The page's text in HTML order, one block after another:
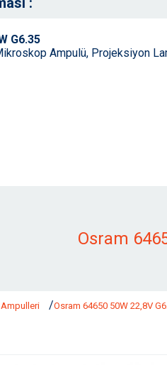
G6.35
Ampulü, Projeksiyon
Osram
Osram 64650 50W 22,8V